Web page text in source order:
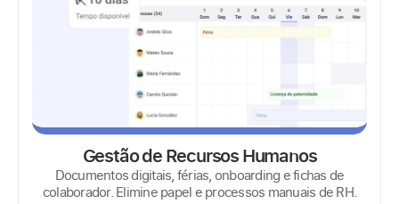
Gestão de Recursos Humanos
Documentos digitais, férias, onboarding e fichas de
colaborador. Elimine papel e processos manuais de RH.